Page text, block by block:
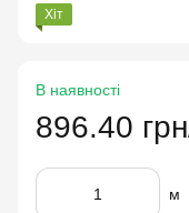
Хіт
В наявності
896.40
м